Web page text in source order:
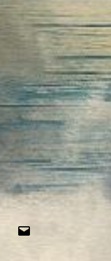
Instagram